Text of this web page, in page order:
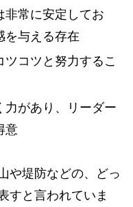
非常に安定してお
を与える存在
コツと努力するこ
力があり、リーダー
意
や堤防などの、どっ
すと言われていま